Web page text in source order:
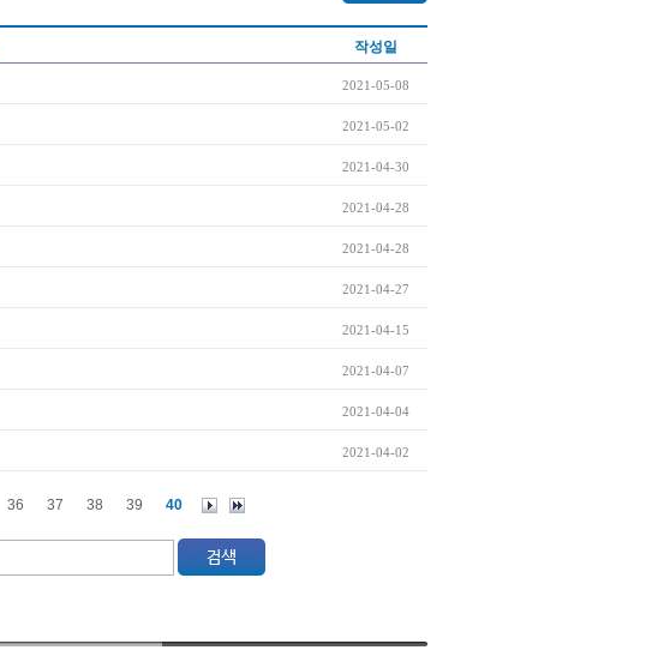
작성일
2021-05-08
2021-05-02
2021-04-30
2021-04-28
2021-04-28
2021-04-27
2021-04-15
2021-04-07
2021-04-04
2021-04-02
36 37 38 39 40